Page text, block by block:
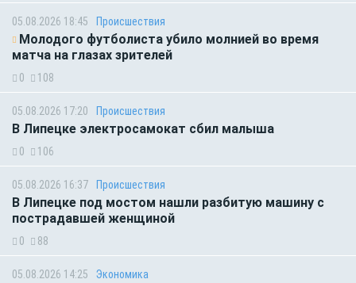
05.08.2026 18:45 Происшествия
Молодого футболиста убило молнией во время
матча на глазах зрителей
0 108
05.08.2026 17:20 Происшествия
В Липецке электросамокат сбил малыша
0 106
05.08.2026 16:37 Происшествия
В Липецке под мостом нашли разбитую машину с
пострадавшей женщиной
0 88
05.08.2026 14:25 Экономика